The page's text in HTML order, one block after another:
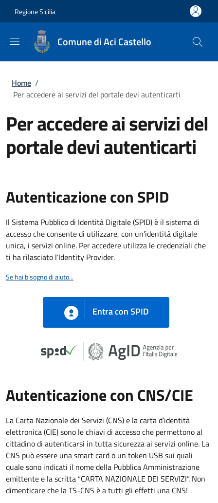
Regione Sicilia
Comune di Aci Castello
Briciole di pane
Home /
Per accedere ai servizi del portale devi autenticarti
Per accedere ai servizi del
portale devi autenticarti
Autenticazione con SPID
Il Sistema Pubblico di Identità Digitale (SPID) è il sistema di
accesso che consente di utilizzare, con un'identità digitale
unica, i servizi online. Per accedere utilizza le credenziali che
ti ha rilasciato l’Identity Provider.
Se hai bisogno di aiuto...
Entra con SPID
Autenticazione con CNS/CIE
La Carta Nazionale dei Servizi (CNS) e la carta d’identità
elettronica (CIE) sono le chiavi di accesso che permettono al
cittadino di autenticarsi in tutta sicurezza ai servizi online. La
CNS può essere una smart card o un token USB sui quali
quale sono indicati il nome della Pubblica Amministrazione
emittente e la scritta “CARTA NAZIONALE DEI SERVIZI”. Non
dimenticare che la TS-CNS è a tutti gli effetti una CNS!